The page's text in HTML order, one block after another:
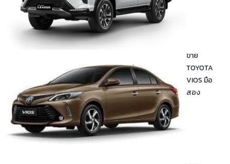
ขาย
TOYOTA
VIOS มือ
สอง